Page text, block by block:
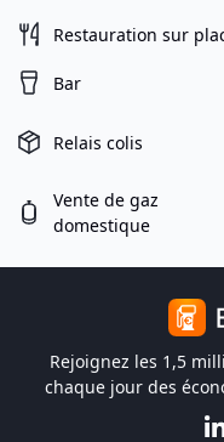
Restauration sur
Bar
Relais colis
Vente de gaz
domestique
Rejoignez les 1,5
chaque jour des